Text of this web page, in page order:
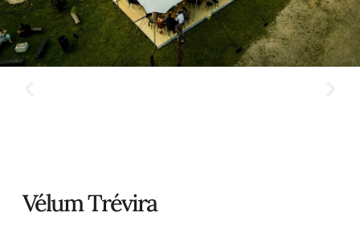
Vélum Trévira